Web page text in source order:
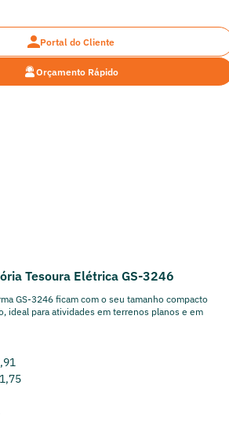
Orçamento Rápido
Portal do Cliente
Tesoura Elétrica GS-3246
GS-3246 ficam com o seu tamanho compacto
ideal para atividades em terrenos planos e em